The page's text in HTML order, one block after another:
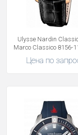
Ulysse Nardin
Marco Classico 8156-
Цена по